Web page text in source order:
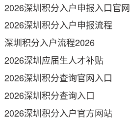
2026深圳积分入户申报入口官网
2026深圳积分入户申报流程
深圳积分入户流程2026
2026深圳应届生人才补贴
2026深圳积分查询官网入口
2026深圳积分查询入口
2026深圳积分入户官方网站